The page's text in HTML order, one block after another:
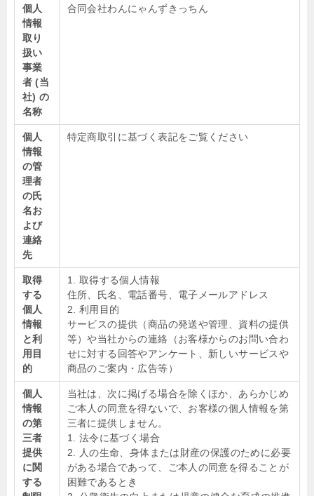
個人
情報
取り
扱い
事業
者 (当
社) の
名称
合同会社わんにゃんずきっちん
個人
情報
の管
理者
の氏
名お
よび
連絡
先
特定商取引に基づく表記をご覧ください
取得
する
個人
情報
と利
用目
的
1. 取得する個人情報
住所、氏名、電話番号、電子メールアドレス
2. 利用目的
サービスの提供（商品の発送や管理、資料の提供
等）や当社からの連絡（お客様からのお問い合わ
せに対する回答やアンケート、新しいサービスや
商品のご案内・広告等）
個人
情報
の第
三者
提供
に関
する
当社は、次に掲げる場合を除くほか、あらかじめ
ご本人の同意を得ないで、お客様の個人情報を第
三者に提供しません。
1. 法令に基づく場合
2. 人の生命、身体または財産の保護のために必要
がある場合であって、ご本人の同意を得ることが
困難であるとき